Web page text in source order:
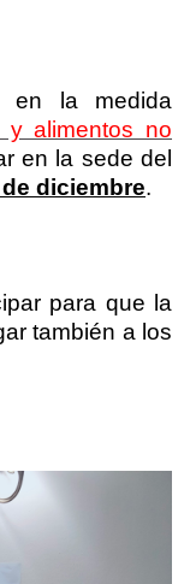
en la medida
y alimentos no
en la sede del
de diciembre.
para que la
también a los